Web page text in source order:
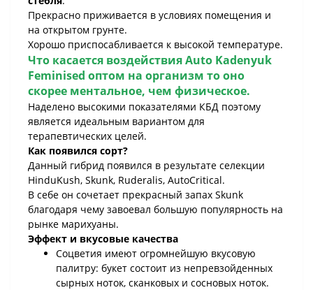
Прекрасно приживается в условиях помещения и
на открытом грунте.
Хорошо приспосабливается к высокой температуре.
Что касается воздействияAuto Kadenyuk
Feminised оптом на организм то оно
скорее ментальное, чем физическое.
Наделено высокими показателями КБД поэтому
является идеальным вариантом для
терапевтических целей.
Как появился сорт?
Данный гибрид появился в результате селекции
HinduKush, Skunk, Ruderalis, AutoCritical.
В себе он сочетает прекрасный запах Skunk
благодаря чему завоевал большую популярность на
рынке марихуаны.
Эффект и вкусовые качества
Соцветия имеют огромнейшую вкусовую
палитру: букет состоит из непревзойденных
сырных ноток, сканковых и сосновых ноток.